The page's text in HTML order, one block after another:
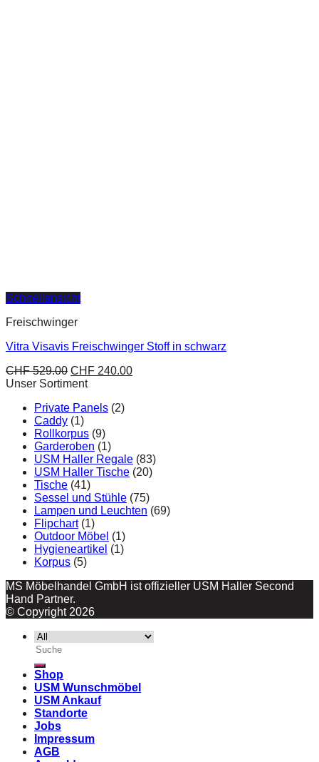
Schnellansicht
Freischwinger
Vitra Visavis Freischwinger Stoff in schwarz
CHF529.00 CHF 240.00
Unser Sortiment
Private Panels (2)
Caddy (1)
Rollkorpus (9)
Garderoben (1)
USM Haller Regale (83)
USM Haller Tische (20)
Tische (41)
Sessel und Stühle (75)
Lampen und Leuchten (69)
Flipchart (1)
Outdoor Möbel (1)
Hygieneartikel (1)
Korpus (5)
MS Möbelhandel GmbH ist offizieller USM Haller Second
Hand Partner.
© Copyright 2026
Suche
nach:
Shop
USM Wunschmöbel
USM Ankauf
Standorte
Jobs
Impressum
AGB